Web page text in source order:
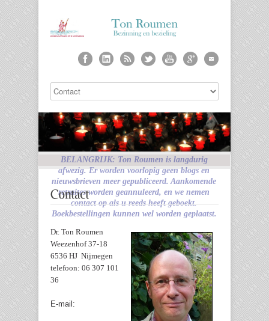
Dr. Ton Roumen
Weezenhof 37-18
6536 HJ Nijmegen
telefoon: 06 307 101
36
E-mail: